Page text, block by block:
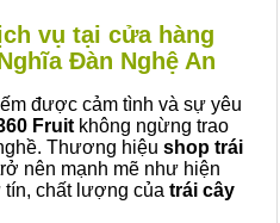
vụ tại cửa hàng
Đàn Nghệ An
được cảm tình và sự yêu
Fruit không ngừng trao
Thương hiệu shop trái
nên mạnh mẽ như hiện
tín, chất lượng của trái cây